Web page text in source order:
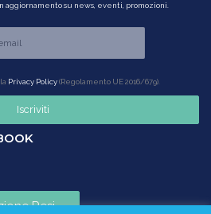
su news, eventi, promozioni.
Privacy Policy(Regolamento UE 2016/679).
Resi